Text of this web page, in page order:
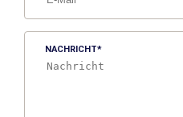
NACHRICHT